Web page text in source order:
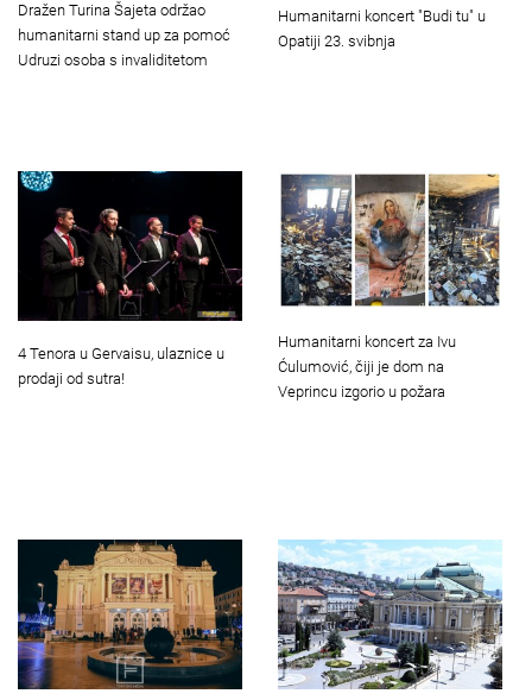
Dražen Turina Šajeta održao
humanitarni stand up za pomoć
Udruzi osoba s invaliditetom
Humanitarni koncert "Budi tu" u
Opatiji 23. svibnja
4 Tenora u Gervaisu, ulaznice u
prodaji od sutra!
Humanitarni koncert za Ivu
Ćulumović, čiji je dom na
Veprincu izgorio u požara